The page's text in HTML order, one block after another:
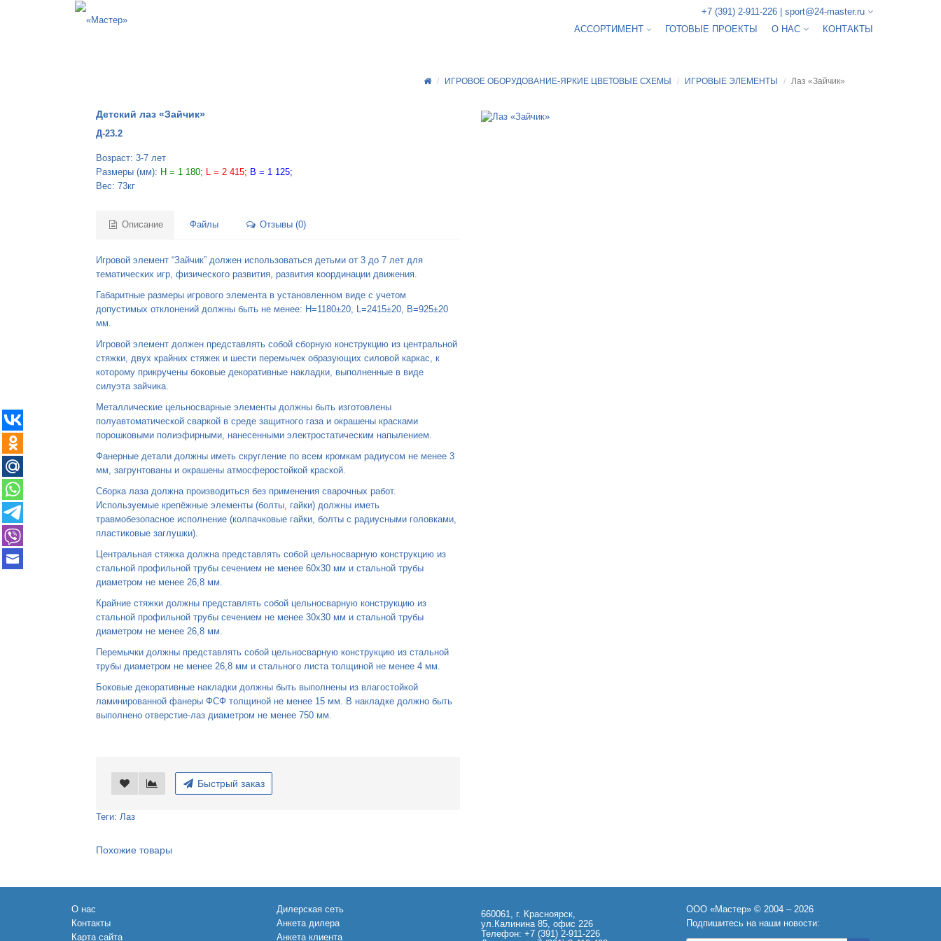
+7 (391) 2-911-226
sport@24-master.ru
АССОРТИМЕНТ
ГОТОВЫЕ ПРОЕКТЫ О НАС КОНТАКТЫ
ИГРОВОЕ ОБОРУДОВАНИЕ-ЯРКИЕ ЦВЕТОВЫЕ СХЕМЫ ИГРОВЫЕ ЭЛЕМЕНТЫ Лаз «Зайчик»
Детский лаз «Зайчик»
Д-23.2
Возраст: 3-7 лет
Размеры (мм): H = 1 180; L = 2 415; B = 1 125;
Вес: 73кг
Описание Файлы Отзывы (0)
Игровой элемент “Зайчик” должен использоваться детьми от 3 до 7 лет для
тематических игр, физического развития, развития координации движения.
Габаритные размеры игрового элемента в установленном виде с учетом
допустимых отклонений должны быть не менее: H=1180±20, L=2415±20, B=925±20
мм.
Игровой элемент должен представлять собой сборную конструкцию из центральной
стяжки, двух крайних стяжек и шести перемычек образующих силовой каркас, к
которому прикручены боковые декоративные накладки, выполненные в виде
силуэта зайчика.
Металлические цельносварные элементы должны быть изготовлены
полуавтоматической сваркой в среде защитного газа и окрашены красками
порошковыми полиэфирными, нанесенными электростатическим напылением.
Фанерные детали должны иметь скругление по всем кромкам радиусом не менее 3
мм, загрунтованы и окрашены атмосферостойкой краской.
Сборка лаза должна производиться без применения сварочных работ.
Используемые крепёжные элементы (болты, гайки) должны иметь
травмобезопасное исполнение (колпачковые гайки, болты с радиусными головками,
пластиковые заглушки).
Центральная стяжка должна представлять собой цельносварную конструкцию из
стальной профильной трубы сечением не менее 60x30 мм и стальной трубы
диаметром не менее 26,8 мм.
Крайние стяжки должны представлять собой цельносварную конструкцию из
стальной профильной трубы сечением не менее 30x30 мм и стальной трубы
диаметром не менее 26,8 мм.
Перемычки должны представлять собой цельносварную конструкцию из стальной
трубы диаметром не менее 26,8 мм и стального листа толщиной не менее 4 мм.
Боковые декоративные накладки должны быть выполнены из влагостойкой
ламинированной фанеры ФСФ толщиной не менее 15 мм. В накладке должно быть
выполнено отверстие-лаз диаметром не менее 750 мм.
Быстрый заказ
Теги:Лаз
Похожие товары
О нас
Контакты
Карта сайта
Дилерская сеть
Анкета дилера
Анкета клиента
660061, г. Красноярск,
ул.Калинина 85, офис 226
Телефон: +7 (391) 2-911-226
ООО «Мастер» © 2004 – 2026
Подпишитесь на наши новости: